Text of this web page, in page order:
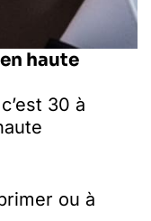
haute
30 à
ou à